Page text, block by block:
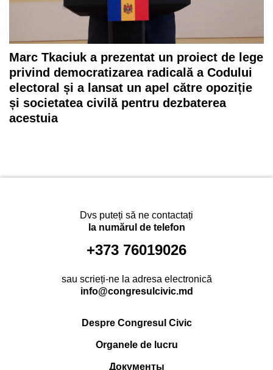
Marc Tkaciuk a prezentat un proiect de lege
privind democratizarea radicală a Codului
electoral și a lansat un apel către opoziție
și societatea civilă pentru dezbaterea
acestuia
Dvs puteți să ne contactați
la numărul de telefon
+373 76019026
sau scrieți-ne la adresa electronică
info@congresulcivic.md
Despre Congresul Civic
Organele de lucru
Документы